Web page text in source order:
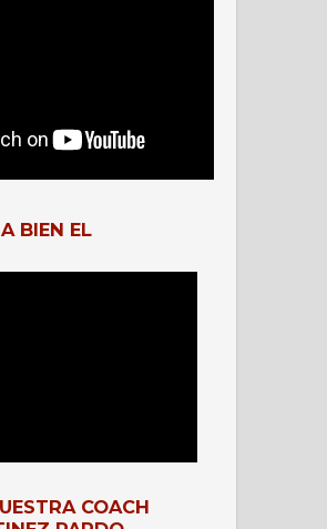
BIEN EL
COACH